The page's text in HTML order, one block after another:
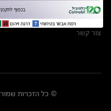
מרכזי שירות
צור קשר
© כל הזכויות